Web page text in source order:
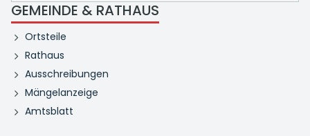
GEMEINDE & RATHAUS
Ortsteile
Rathaus
Ausschreibungen
Mängelanzeige
Amtsblatt